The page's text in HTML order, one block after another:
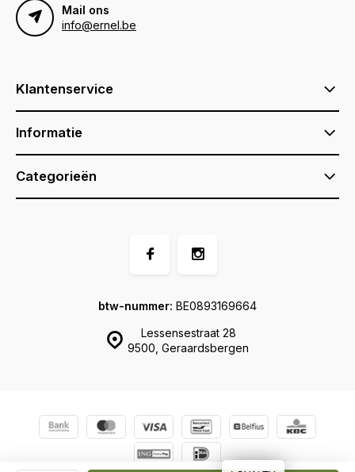
Mail ons
info@ernel.be
Klantenservice
Informatie
Categorieën
Lessensestraat 28
9500, Geraardsbergen
btw-nummer: BE0893169664